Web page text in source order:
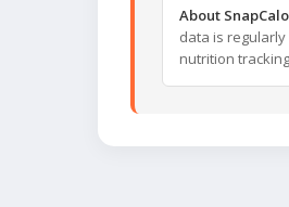
About
data is
nutrition